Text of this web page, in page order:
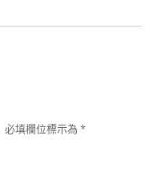
必填欄位標示為 *